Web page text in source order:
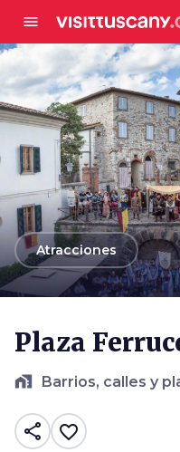
menu
arrow_backAtracciones
Plaza
home_work Barrios, calles y
share favorite_border